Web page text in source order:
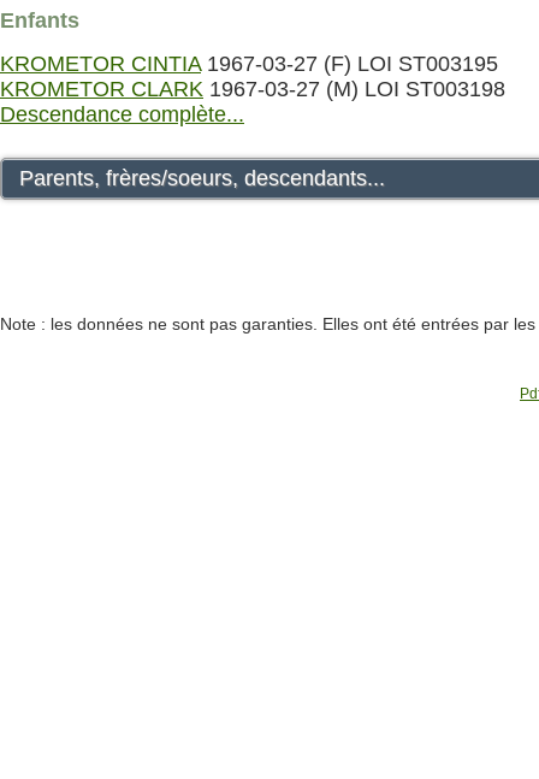
Enfants
KROMETOR CINTIA1967-03-27 (F) LOI ST003195
KROMETOR CLARK 1967-03-27 (M) LOI ST003198
Descendance complète...
Parents, frères/soeurs, descendants...
Note : les données ne sont pas garanties. Elles ont été entrées par